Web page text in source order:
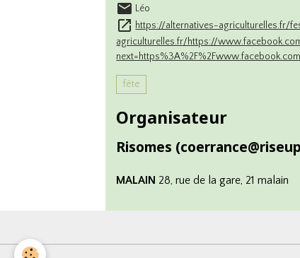
Léo
https://alternatives-agriculturelles.fr/
agriculturelles.fr/https://
fête
Organisateur
Risomes
MALAIN 28, rue de la gare, 21 malain